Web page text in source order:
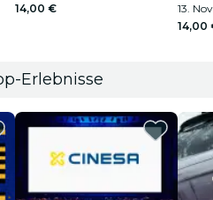
14,00 €
13.
14,00
Erlebnisse